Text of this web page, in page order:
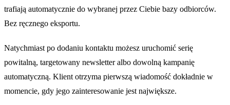
trafiają automatycznie do wybranej przez Ciebie bazy odbiorców.
Bez ręcznego eksportu.
Natychmiast po dodaniu kontaktu możesz uruchomić serię
powitalną, targetowany newsletter albo dowolną kampanię
automatyczną. Klient otrzyma pierwszą wiadomość dokładnie w
momencie, gdy jego zainteresowanie jest największe.